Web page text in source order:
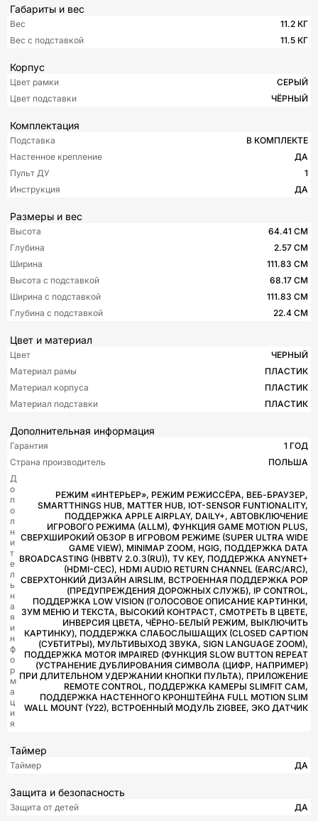
Габариты и вес
Вес
11.2 КГ
Вес с подставкой
11.5 КГ
Корпус
Цвет рамки
СЕРЫЙ
Цвет подставки
ЧЁРНЫЙ
Комплектация
Подставка
В КОМПЛЕКТЕ
Настенное крепление
ДА
Пульт ДУ
1
Инструкция
ДА
Размеры и вес
Высота
64.41 СМ
Глубина
2.57 СМ
Ширина
111.83 СМ
Высота с подставкой
68.17 СМ
Ширина с подставкой
111.83 СМ
Глубина с подставкой
22.4 СМ
Цвет и материал
Цвет
ЧЕРНЫЙ
Материал рамы
ПЛАСТИК
Материал корпуса
ПЛАСТИК
Материал подставки
ПЛАСТИК
Дополнительная информация
Гарантия
1 ГОД
Страна производитель
ПОЛЬША
Д
о
п
о
л
н
и
т
е
л
ь
н
а
я
и
н
ф
о
р
м
а
ц
и
я
РЕЖИМ «ИНТЕРЬЕР», РЕЖИМ РЕЖИССЁРА, ВЕБ-БРАУЗЕР,
SMARTTHINGS HUB, MATTER HUB, IOT-SENSOR FUNTIONALITY,
ПОДДЕРЖКА APPLE AIRPLAY, DAILY+, АВТОВКЛЮЧЕНИЕ
ИГРОВОГО РЕЖИМА (ALLM), ФУНКЦИЯ GAME MOTION PLUS,
СВЕРХШИРОКИЙ ОБЗОР В ИГРОВОМ РЕЖИМЕ (SUPER ULTRA WIDE
GAME VIEW), MINIMAP ZOOM, HGIG, ПОДДЕРЖКА DATA
BROADCASTING (HBBTV 2.0.3(RU)), TV KEY, ПОДДЕРЖКА ANYNET+
(HDMI-CEC), HDMI AUDIO RETURN CHANNEL (EARC/ARC),
СВЕРХТОНКИЙ ДИЗАЙН AIRSLIM, ВСТРОЕННАЯ ПОДДЕРЖКА POP
(ПРЕДУПРЕЖДЕНИЯ ДОРОЖНЫХ СЛУЖБ), IP CONTROL,
ПОДДЕРЖКА LOW VISION (ГОЛОСОВОЕ ОПИСАНИЕ КАРТИНКИ,
ЗУМ МЕНЮ И ТЕКСТА, ВЫСОКИЙ КОНТРАСТ, СМОТРЕТЬ В ЦВЕТЕ,
ИНВЕРСИЯ ЦВЕТА, ЧЁРНО-БЕЛЫЙ РЕЖИМ, ВЫКЛЮЧИТЬ
КАРТИНКУ), ПОДДЕРЖКА СЛАБОСЛЫШАЩИХ (CLOSED CAPTION
(СУБТИТРЫ), МУЛЬТИВЫХОД ЗВУКА, SIGN LANGUAGE ZOOM),
ПОДДЕРЖКА MOTOR IMPAIRED (ФУНКЦИЯ SLOW BUTTON REPEAT
(УСТРАНЕНИЕ ДУБЛИРОВАНИЯ СИМВОЛА (ЦИФР, НАПРИМЕР)
ПРИ ДЛИТЕЛЬНОМ УДЕРЖАНИИ КНОПКИ ПУЛЬТА), ПРИЛОЖЕНИЕ
REMOTE CONTROL, ПОДДЕРЖКА КАМЕРЫ SLIMFIT CAM,
ПОДДЕРЖКА НАСТЕННОГО КРОНШТЕЙНА FULL MOTION SLIM
WALL MOUNT (Y22), ВСТРОЕННЫЙ МОДУЛЬ ZIGBEE, ЭКО ДАТЧИК
Таймер
Таймер ДА
Защита и безопасность
Защита от детей ДА